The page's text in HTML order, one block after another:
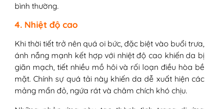
bình thường.
4. Nhiệt độ cao
Khi thời tiết trở nên quá oi bức, đặc biệt vào buổi trưa,
ánh nắng mạnh kết hợp với nhiệt độ cao khiến da bị
giãn mạch, tiết nhiều mồ hôi và rối loạn điều hòa bề
mặt. Chính sự quá tải này khiến da dễ xuất hiện các
mảng mẩn đỏ, ngứa rát và châm chích khó chịu.